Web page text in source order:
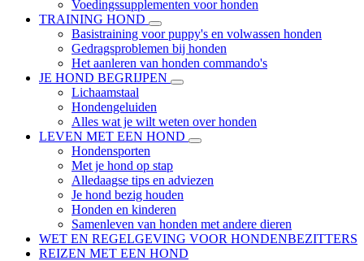
Voedingssupplementen voor honden
TRAINING HOND
Basistraining voor puppy's en volwassen honden
Gedragsproblemen bij honden
Het aanleren van honden commando's
JE HOND BEGRIJPEN
Lichaamstaal
Hondengeluiden
Alles wat je wilt weten over honden
LEVEN MET EEN HOND
Hondensporten
Met je hond op stap
Alledaagse tips en adviezen
Je hond bezig houden
Honden en kinderen
Samenleven van honden met andere dieren
WET EN REGELGEVING VOOR HONDENBEZITTERS
REIZEN MET EEN HOND